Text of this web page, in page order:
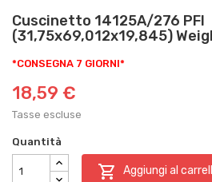
Cuscinetto 14125A/276 PFI
(31,75x69,012x19,845)
*CONSEGNA 7 GIORNI*
18,59 €
Tasse escluse
Quantità
 Aggiungi al